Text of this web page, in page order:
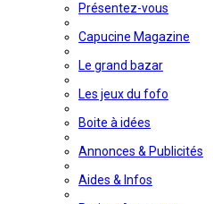
Présentez-vous
Capucine Magazine
Le grand bazar
Les jeux du fofo
Boite à idées
Annonces & Publicités
Aides & Infos